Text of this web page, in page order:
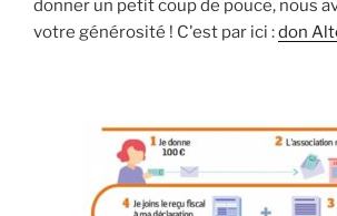
donner un petit coup de pouce, nous
votre générosité ! C'est par ici :don